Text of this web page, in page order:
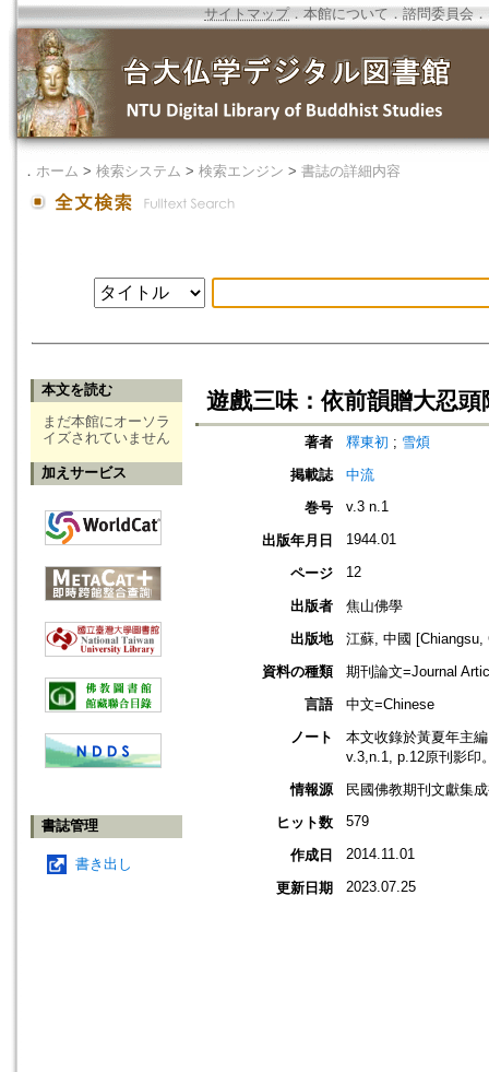
サイトマップ．本館について ． 諮問委員会 ．
． ホーム > 検索システム > 検索エンジン > 書誌の詳細内容
本文を読む
まだ本館にオーソラ
イズされていません
加えサービス
書誌管理
書き出し
遊戲三味：依前韻贈大忍頭
著者 釋東初 ; 雪煩
掲載誌
中流
巻号
v.3 n.1
出版年月日 1944.01
ページ 12
出版者
焦山佛學
出版地
江蘇, 中國 [Chiangsu,
資料の種類
期刊論文=Journal
言語
中文=Chinese
ノート
本文收錄於黃夏年主
v.3,n.1, p.12原刊影印
情報源
民國佛教期刊文獻集
ヒット数
579
作成日 2014.11.01
更新日期 2023.07.25